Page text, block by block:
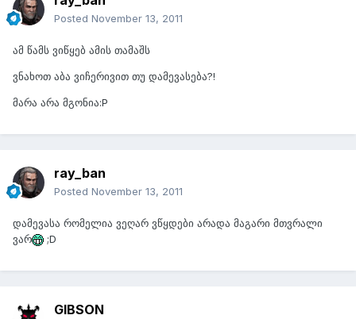
Posted November 13, 2011
ამ წამს ვიწყებ ამის თამაშს
ვნახოთ აბა ვიჩერივით თუ დამევასება?!
მარა არა მგონია:P
ray_ban
Posted November 13, 2011
დამევასა რომელია ვეღარ ვწყდები არადა მაგარი მთვრალი
ვარ
;D
GIBSON